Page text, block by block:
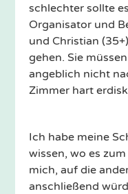
schlechter sollte
Organisator und
und Christian
gehen. Sie
angeblich nicht
Zimmer hart
Ich habe meine
wissen, wo es
mich, auf die
anschließend